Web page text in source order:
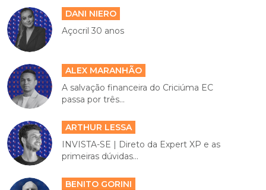
DANI NIERO
Açocril 30 anos
ALEX MARANHÃO
A salvação financeira do Criciúma EC
passa por três...
ARTHUR LESSA
INVISTA-SE | Direto da Expert XP e as
primeiras dúvidas...
BENITO GORINI